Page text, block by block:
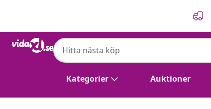
Kategorier Auktioner